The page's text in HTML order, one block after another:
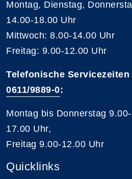
Montag, Dienstag,
14.00-18.00 Uhr
Mittwoch: 8.00-14.00 Uhr
Freitag: 9.00-12.00 Uhr
Telefonische Servicezeiten
0611/9889-0:
Montag bis Donnerstag
17.00 Uhr,
Freitag 9.00-12.00 Uhr
Quicklinks